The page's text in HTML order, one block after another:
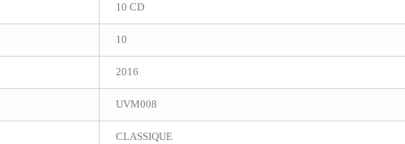
10 CD
10
2016
UVM008
CLASSIQUE